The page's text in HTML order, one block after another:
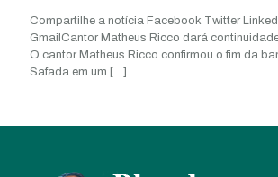
Compartilhe a notícia Facebook Twitter
GmailCantor Matheus Ricco dará
O cantor Matheus Ricco confirmou o fim da
Safada em um […]